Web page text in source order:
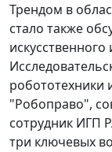
Трендом в
стало также
робототехники
"Робоправо",
сотрудник ИГП
три ключевых